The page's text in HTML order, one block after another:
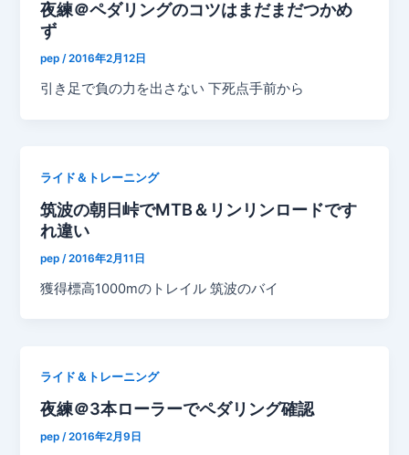
夜練＠ペダリングのコツはまだまだつかめ
ず
pep/2016年2月12日
引き足で負の力を出さない 下死点手前から
ライド＆トレーニング
筑波の朝日峠でMTB＆リンリンロードです
れ違い
pep /2016年2月11日
獲得標高1000mのトレイル 筑波のバイ
ライド＆トレーニング
夜練＠3本ローラーでペダリング確認
pep/2016年2月9日